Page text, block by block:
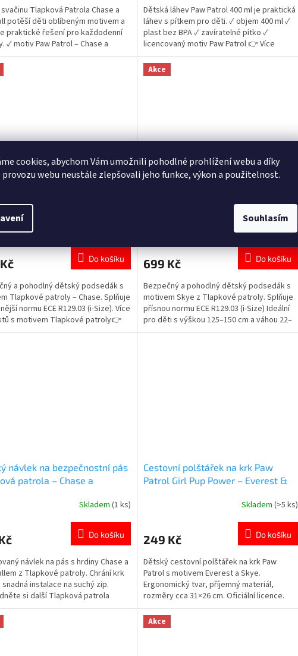
cookies, abychom Vám umožnili pohodlné prohlížení webu a díky
provozu webu neustále zlepšovali jeho funkce, výkon a použitelnost.
Souhlasím
Tlapková Patrola Chase a
potěší děti oblíbeným motivem a
praktické řešení pro každodenní
✓ motiv Paw Patrol – Chase a
✓ plast bez BPA – bezpečný pro
uzavírání 👉 Více produktů s
Tlapková Patrola
z
5
hvězdiček.
Dětská láhev Paw Patrol 400 ml je praktická
láhev s pítkem pro děti. ✓ objem 400 ml ✓
plast bez BPA ✓ zavíratelné pítko ✓
licencovaný motiv Paw Patrol 👉 Více
produktů Paw Patrol
cm / 22–36 kg
Do košíku
a pohodlný dětský podsedák s
Tlapkové patroly – Chase. Splňuje
normu ECE R129.03 (i-Size). Více
s motivem Tlapkové patroly👉
Akce
125–150 cm / 22–36 kg
produktu
je
z
5
hvězdiček.
(>5 ks)
699 Kč Do košíku
Bezpečný a pohodlný dětský podsedák s
motivem Skye z Tlapkové patroly. Splňuje
přísnou normu ECE R129.03 (i-Size) Ideální
pro děti s výškou 125–150 cm a váhou 22–
36 kg. Objevte i další produkty s motivem
návlek na bezpečnostní pás
patrola – Chase a
Skladem (1 ks)
Do košíku
návlek na pás s hrdiny Chase a
z Tlapkové patroly. Chrání krk
instalace na suchý zip.
si další Tlapková patrola
zde
Cestovní polštářek na krk Paw
Patrol Girl Pup Power – Everest &
je
z
5
hvězdiček.
Skladem (>5 ks)
249 Kč Do košíku
Dětský cestovní polštářek na krk Paw
Patrol s motivem Everest a Skye.
Ergonomický tvar, příjemný materiál,
rozměry cca 31×26 cm. Oficiální licence.
Více produktů s motivem 👉 TLAPKOVÉ
PATROLY
Akce